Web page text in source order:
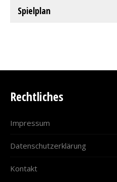
Spielplan
Rechtliches
Impressum
Datenschutzerklärung
Kontakt